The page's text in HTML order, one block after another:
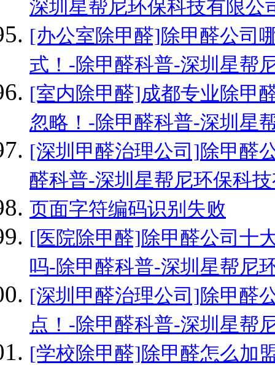
深圳星帮尼环保科技有限公
[办公室除甲醛]除甲醛公司
式！-除甲醛科普-深圳星帮
[室内除甲醛]成都专业除甲
忽略！-除甲醛科普-深圳星
[深圳甲醛治理公司]除甲醛
醛科普-深圳星帮尼环保科
页面字符编码识别失败
[医院除甲醛]除甲醛公司十
吗-除甲醛科普-深圳星帮尼
[深圳甲醛治理公司]除甲醛
点！-除甲醛科普-深圳星帮
[学校除甲醛]除甲醛怎么加